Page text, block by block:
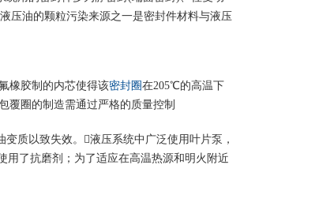
压油的颗粒污染来源之一是密封件材料与液压
橡胶制的内芯使得该密封圈在205℃的高温下
覆圈的制造需通过严格的质量控制
质以致失效。液压系统中广泛使用叶片泵，
用了抗磨剂；为了适应在高温热源和明火附近